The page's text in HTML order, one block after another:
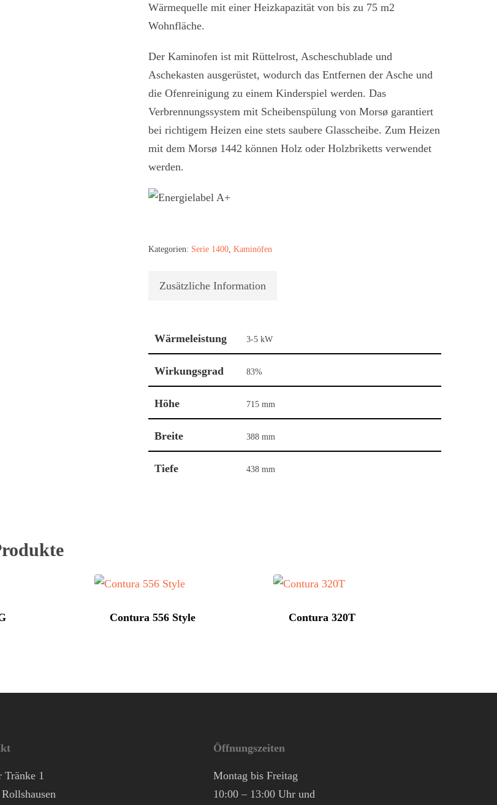
Wärmequelle mit einer Heizkapazität von bis zu 75 m2
Wohnfläche.
Der Kaminofen ist mit Rüttelrost, Ascheschublade und
Aschekasten ausgerüstet, wodurch das Entfernen der Asche und
die Ofenreinigung zu einem Kinderspiel werden. Das
Verbrennungssystem mit Scheibenspülung von Morsø garantiert
bei richtigem Heizen eine stets saubere Glasscheibe. Zum Heizen
mit dem Morsø 1442 können Holz oder Holzbriketts verwendet
werden.
Kategorien: Serie 1400 ,Kaminöfen
Zusätzliche Information
Wärmeleistung 3-5 kW
Wirkungsgrad 83%
Höhe 715 mm
Breite 388 mm
Tiefe 438 mm
Contura 556 Style Contura 320T
Tränke 1
Öffnungszeiten
Montag bis Freitag
10:00 – 13:00 Uhr und